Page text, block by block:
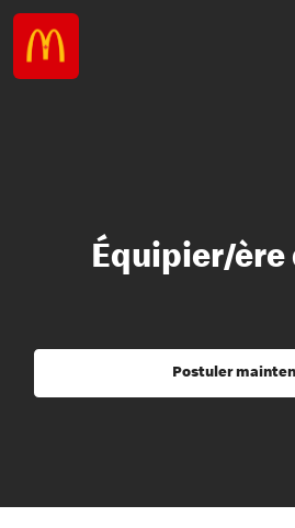
Équipier/ère
Postuler